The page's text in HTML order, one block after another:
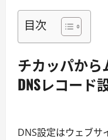
目次
チカッパから
DNSレコード
DNS設定はウェブサ